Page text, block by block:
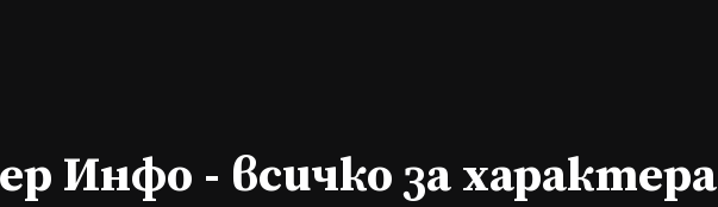
Инфо - всичко за характера